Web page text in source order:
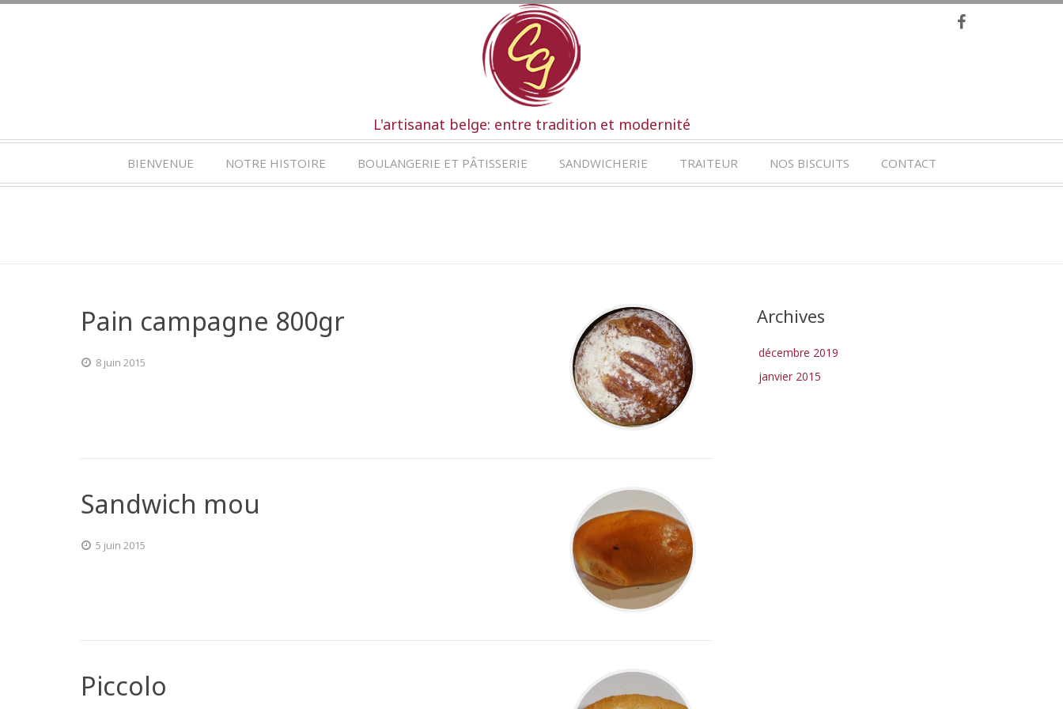
L'artisanat belge: entre tradition et modernité
BIENVENUE NOTRE HISTOIRE BOULANGERIE ET PÂTISSERIE SANDWICHERIE TRAITEUR NOS BISCUITS CONTACT
Pain campagne 800gr
8 juin 2015
Sandwich mou
5 juin 2015
Piccolo
Archives
décembre 2019
janvier 2015